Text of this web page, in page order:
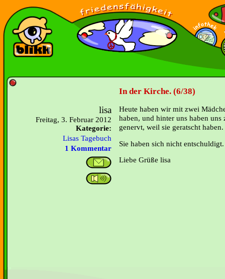
In der Kirche. (6/38)
lisa
Freitag, 3. Februar 2012
Kategorie:
Lisas Tagebuch
1 Kommentar
Heute haben wir mit zwei
haben, und hinter uns haben
genervt, weil sie geratscht haben.
Sie haben sich nicht entschuldigt.
Liebe Grüße lisa